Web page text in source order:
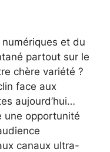
numériques et du
partout sur le
chère variété ?
face aux
aujourd’hui…
une opportunité
canaux ultra-